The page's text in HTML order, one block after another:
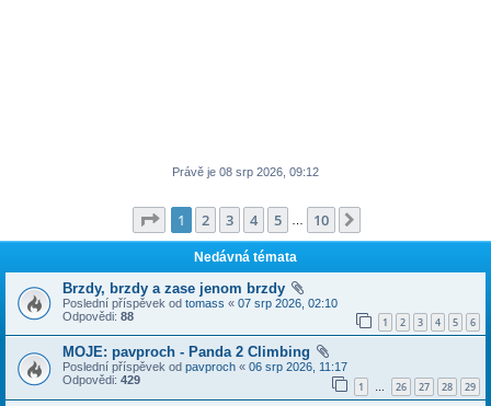
Právě je 08 srp 2026, 09:12
Stránka z 10
1 2 3 4 5 10
Nedávná témata
Brzdy, brzdy a zase jenom brzdy
Poslední příspěvek od tomass « 07 srp 2026, 02:10
Odpovědi: 88 1 2 3 4 5 6
MOJE: pavproch - Panda 2 Climbing
Poslední příspěvek od pavproch « 06 srp 2026, 11:17
Odpovědi: 429 1 … 26 27 28 29